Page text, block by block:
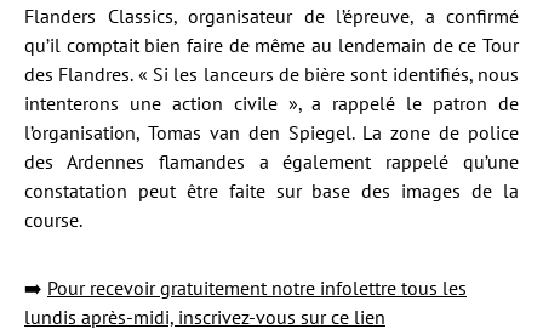
Flanders Classics, organisateur de l’épreuve, a confirmé
qu’il comptait bien faire de même au lendemain de ce Tour
des Flandres. « Si les lanceurs de bière sont identifiés, nous
intenterons une action civile », a rappelé le patron de
l’organisation, Tomas van den Spiegel. La zone de police
des Ardennes flamandes a également rappelé qu’une
constatation peut être faite sur base des images de la
course.
➡️ Pour recevoir gratuitement notre infolettre tous les
lundis après-midi, inscrivez-vous sur ce lien